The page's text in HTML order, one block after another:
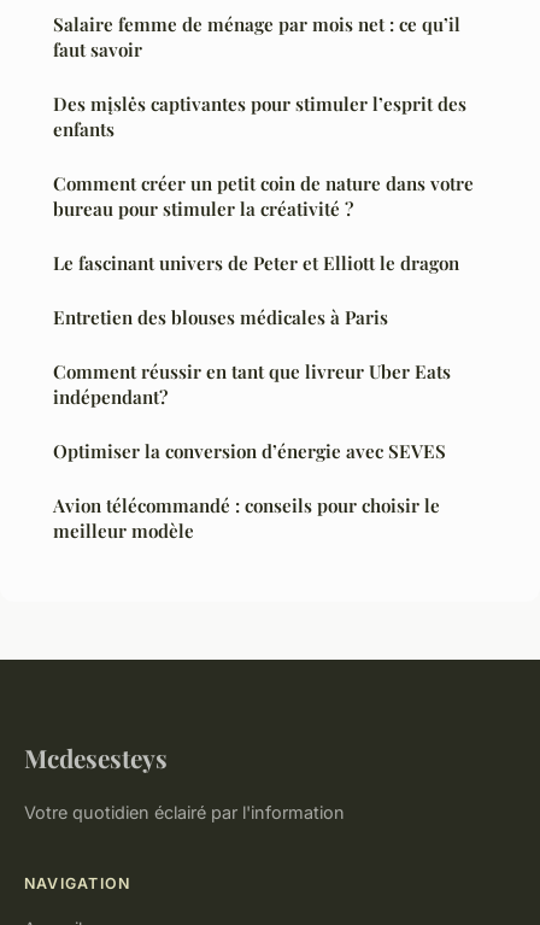
Salaire femme de ménage par mois net : ce qu’il
faut savoir
Des mįslės captivantes pour stimuler l’esprit des
enfants
Comment créer un petit coin de nature dans votre
bureau pour stimuler la créativité ?
Le fascinant univers de Peter et Elliott le dragon
Entretien des blouses médicales à Paris
Comment réussir en tant que livreur Uber Eats
indépendant?
Optimiser la conversion d’énergie avec SEVES
Avion télécommandé : conseils pour choisir le
meilleur modèle
Mcdesesteys
Votre quotidien éclairé par l'information
NAVIGATION